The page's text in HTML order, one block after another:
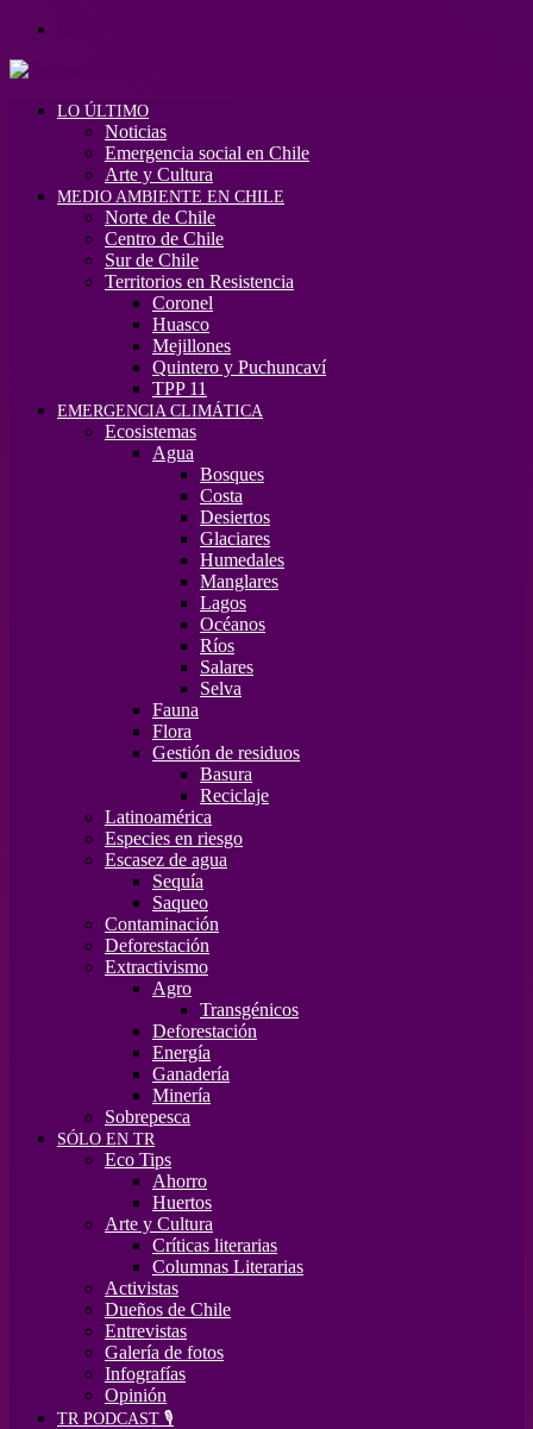
LO ÚLTIMO
Noticias
Emergencia social en Chile
Arte y Cultura
MEDIO AMBIENTE EN CHILE
Norte de Chile
Centro de Chile
Sur de Chile
Territorios en Resistencia
Coronel
Huasco
Mejillones
Quintero y Puchuncaví
TPP 11
EMERGENCIA CLIMÁTICA
Ecosistemas
Agua
Bosques
Costa
Desiertos
Glaciares
Humedales
Manglares
Lagos
Océanos
Ríos
Salares
Selva
Fauna
Flora
Gestión de residuos
Basura
Reciclaje
Latinoamérica
Especies en riesgo
Escasez de agua
Sequía
Saqueo
Contaminación
Deforestación
Extractivismo
Agro
Transgénicos
Deforestación
Energía
Ganadería
Minería
Sobrepesca
SÓLO EN TR
Eco Tips
Ahorro
Huertos
Arte y Cultura
Críticas literarias
Columnas Literarias
Activistas
Dueños de Chile
Entrevistas
Galería de fotos
Infografías
Opinión
TR PODCAST 🎙️